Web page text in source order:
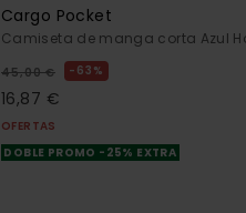
Cargo Pocket
Camiseta de manga corta Azul
45,00 € 63%
16,87 €
OFERTAS
DOBLE PROMO -25% EXTRA